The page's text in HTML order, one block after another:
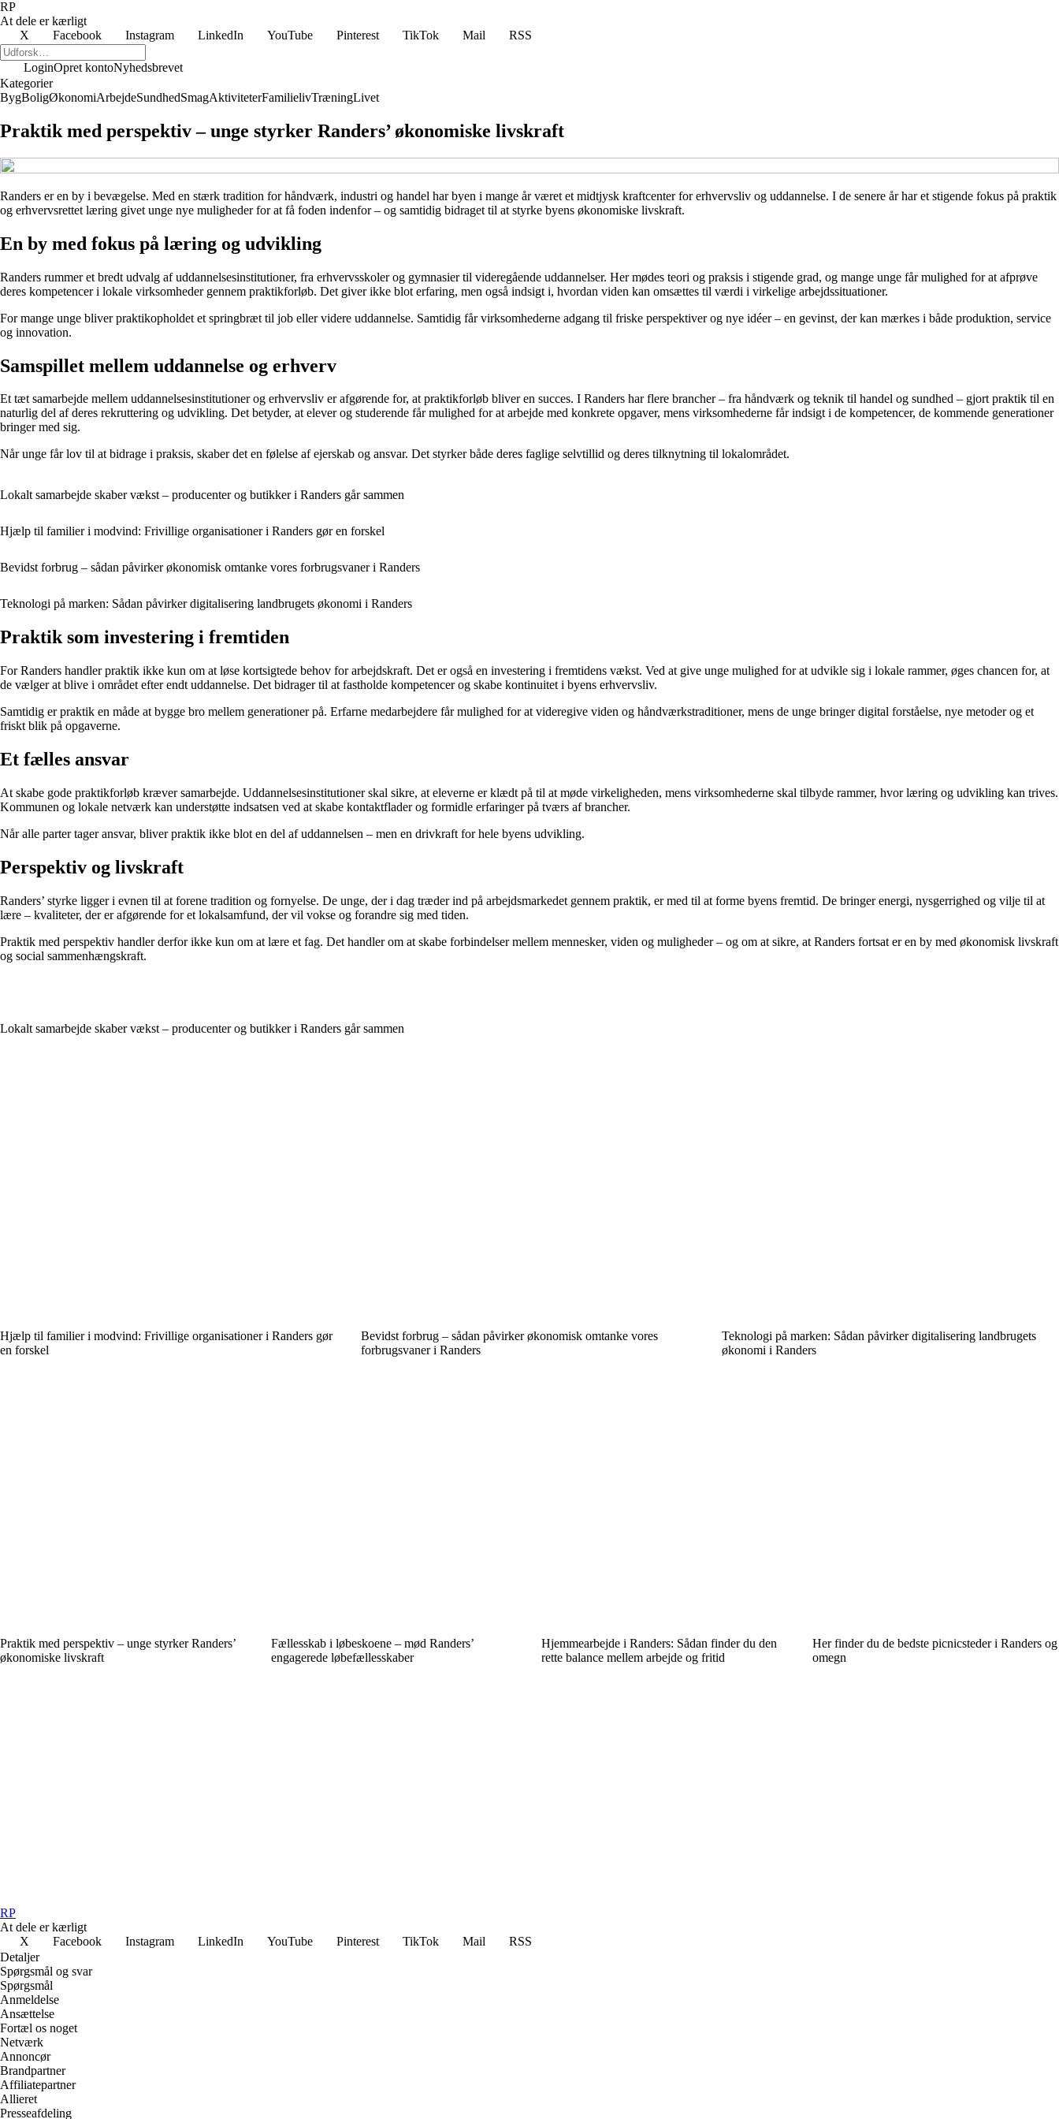
RP
At dele er kærligt
X
Facebook Instagram LinkedIn YouTube Pinterest TikTok Mail RSS
LoginOpret kontoNyhedsbrevet
Kategorier
BygBoligØkonomiArbejdeSundhedSmagAktiviteterFamilielivTræningLivet
Praktik med perspektiv – unge styrker Randers’ økonomiske livskraft
Randers er en by i bevægelse. Med en stærk tradition for håndværk, industri og handel har byen i mange år været et midtjysk kraftcenter for erhvervsliv og uddannelse. I de senere år har et stigende fokus på praktik
og erhvervsrettet læring givet unge nye muligheder for at få foden indenfor – og samtidig bidraget til at styrke byens økonomiske livskraft.
En by med fokus på læring og udvikling
Randers rummer et bredt udvalg af uddannelsesinstitutioner, fra erhvervsskoler og gymnasier til videregående uddannelser. Her mødes teori og praksis i stigende grad, og mange unge får mulighed for at afprøve
deres kompetencer i lokale virksomheder gennem praktikforløb. Det giver ikke blot erfaring, men også indsigt i, hvordan viden kan omsættes til værdi i virkelige arbejdssituationer.
For mange unge bliver praktikopholdet et springbræt til job eller videre uddannelse. Samtidig får virksomhederne adgang til friske perspektiver og nye idéer – en gevinst, der kan mærkes i både produktion, service
og innovation.
Samspillet mellem uddannelse og erhverv
Et tæt samarbejde mellem uddannelsesinstitutioner og erhvervsliv er afgørende for, at praktikforløb bliver en succes. I Randers har flere brancher – fra håndværk og teknik til handel og sundhed – gjort praktik til en
naturlig del af deres rekruttering og udvikling. Det betyder, at elever og studerende får mulighed for at arbejde med konkrete opgaver, mens virksomhederne får indsigt i de kompetencer, de kommende generationer
bringer med sig.
Når unge får lov til at bidrage i praksis, skaber det en følelse af ejerskab og ansvar. Det styrker både deres faglige selvtillid og deres tilknytning til lokalområdet.
Lokalt samarbejde skaber vækst – producenter og butikker i Randers går sammen
Hjælp til familier i modvind: Frivillige organisationer i Randers gør en forskel
Bevidst forbrug – sådan påvirker økonomisk omtanke vores forbrugsvaner i Randers
Teknologi på marken: Sådan påvirker digitalisering landbrugets økonomi i Randers
Praktik som investering i fremtiden
For Randers handler praktik ikke kun om at løse kortsigtede behov for arbejdskraft. Det er også en investering i fremtidens vækst. Ved at give unge mulighed for at udvikle sig i lokale rammer, øges chancen for, at
de vælger at blive i området efter endt uddannelse. Det bidrager til at fastholde kompetencer og skabe kontinuitet i byens erhvervsliv.
Samtidig er praktik en måde at bygge bro mellem generationer på. Erfarne medarbejdere får mulighed for at videregive viden og håndværkstraditioner, mens de unge bringer digital forståelse, nye metoder og et
friskt blik på opgaverne.
Et fælles ansvar
At skabe gode praktikforløb kræver samarbejde. Uddannelsesinstitutioner skal sikre, at eleverne er klædt på til at møde virkeligheden, mens virksomhederne skal tilbyde rammer, hvor læring og udvikling kan trives.
Kommunen og lokale netværk kan understøtte indsatsen ved at skabe kontaktflader og formidle erfaringer på tværs af brancher.
Når alle parter tager ansvar, bliver praktik ikke blot en del af uddannelsen – men en drivkraft for hele byens udvikling.
Perspektiv og livskraft
Randers’ styrke ligger i evnen til at forene tradition og fornyelse. De unge, der i dag træder ind på arbejdsmarkedet gennem praktik, er med til at forme byens fremtid. De bringer energi, nysgerrighed og vilje til at
lære – kvaliteter, der er afgørende for et lokalsamfund, der vil vokse og forandre sig med tiden.
Praktik med perspektiv handler derfor ikke kun om at lære et fag. Det handler om at skabe forbindelser mellem mennesker, viden og muligheder – og om at sikre, at Randers fortsat er en by med økonomisk livskraft
og social sammenhængskraft.
Lokalt samarbejde skaber vækst – producenter og butikker i Randers går sammen
Hjælp til familier i modvind: Frivillige organisationer i Randers gør
en forskel
Bevidst forbrug – sådan påvirker økonomisk omtanke vores
forbrugsvaner i Randers
Teknologi på marken: Sådan påvirker digitalisering landbrugets
økonomi i Randers
Praktik med perspektiv – unge styrker Randers’
økonomiske livskraft
Fællesskab i løbeskoene – mød Randers’
engagerede løbefællesskaber
Hjemmearbejde i Randers: Sådan finder du den
rette balance mellem arbejde og fritid
Her finder du de bedste picnicsteder i Randers og
omegn
RP
At dele er kærligt
X
Facebook Instagram LinkedIn YouTube Pinterest TikTok Mail
RSS
Detaljer
Spørgsmål og svar
Spørgsmål
Anmeldelse
Ansættelse
Fortæl os noget
Netværk
Annoncør
Brandpartner
Affiliatepartner
Allieret
Presseafdeling